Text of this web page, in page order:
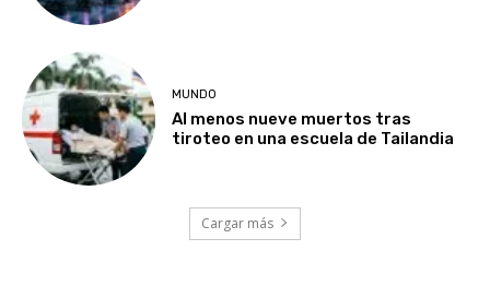
MUNDO
Al menos nueve muertos tras
tiroteo en una escuela de Tailandia
Cargar más